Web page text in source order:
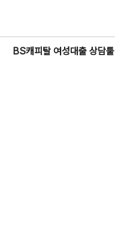
BS캐피탈 여성대출 상담툴